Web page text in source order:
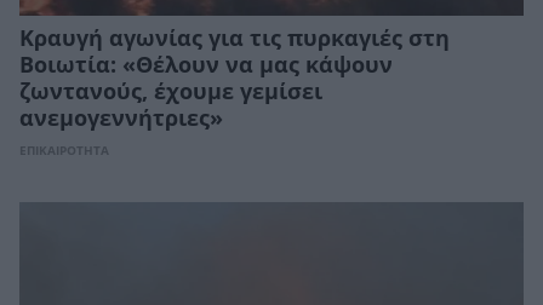
Κραυγή αγωνίας για τις πυρκαγιές στη
Βοιωτία: «Θέλουν να μας κάψουν
ζωντανούς, έχουμε γεμίσει
ανεμογεννήτριες»
ΕΠΙΚΑΙΡΟΤΗΤΑ